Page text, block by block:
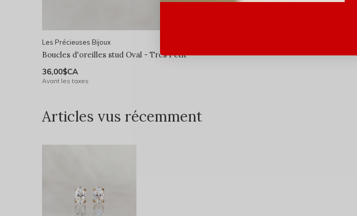
Les Précieuses Bijoux
Boucles d'oreilles stud Oval - Très Petit
36,00$CA
Avant les taxes
Articles vus récemment